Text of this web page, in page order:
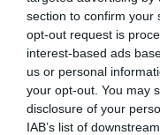
section to confirm your
opt-out request is
interest-based ads
us or personal
your opt-out. You may
disclosure of your
IAB’s list of
på ett vädligt trött
touchdown…..en
ger fyra nya försök. Nytt
5:e yard linjen….flagga
bollen hela vägen tillbaka
helt rätt bedömda ska